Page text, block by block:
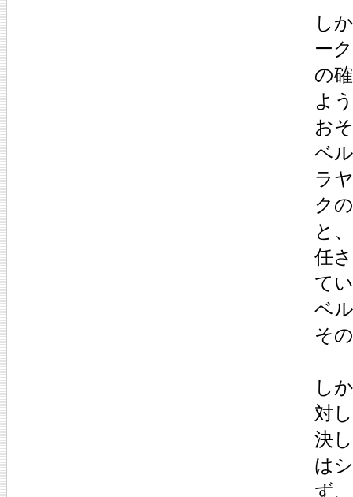
し
ー
の
よ
お
ベ
ラ
ク
と
任
て
ベ
そ
し
対
決
は
ず